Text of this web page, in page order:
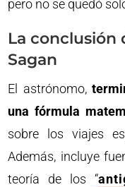
pero no se quedó
La conclusión
Sagan
El astrónomo,
una fórmula
sobre los viajes
Además, incluye
teoría de los “